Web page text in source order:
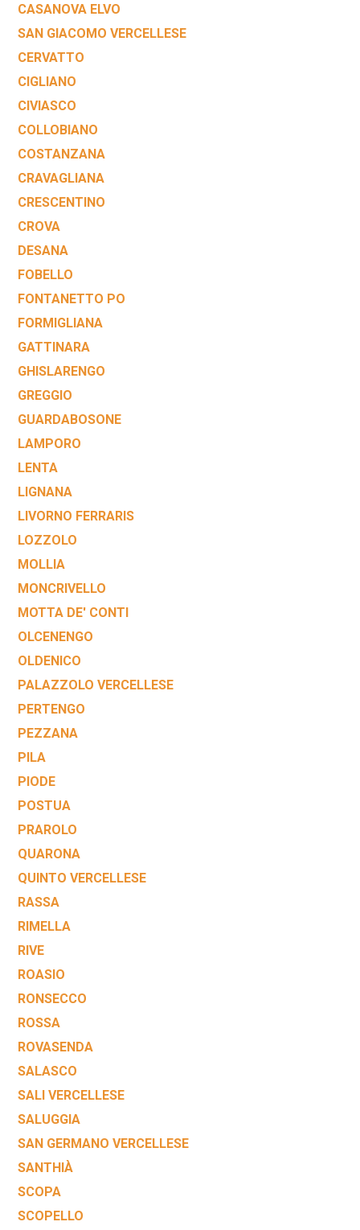
CASANOVA ELVO
SAN GIACOMO VERCELLESE
CERVATTO
CIGLIANO
CIVIASCO
COLLOBIANO
COSTANZANA
CRAVAGLIANA
CRESCENTINO
CROVA
DESANA
FOBELLO
FONTANETTO PO
FORMIGLIANA
GATTINARA
GHISLARENGO
GREGGIO
GUARDABOSONE
LAMPORO
LENTA
LIGNANA
LIVORNO FERRARIS
LOZZOLO
MOLLIA
MONCRIVELLO
MOTTA DE' CONTI
OLCENENGO
OLDENICO
PALAZZOLO VERCELLESE
PERTENGO
PEZZANA
PILA
PIODE
POSTUA
PRAROLO
QUARONA
QUINTO VERCELLESE
RASSA
RIMELLA
RIVE
ROASIO
RONSECCO
ROSSA
ROVASENDA
SALASCO
SALI VERCELLESE
SALUGGIA
SAN GERMANO VERCELLESE
SANTHIÀ
SCOPA
SCOPELLO